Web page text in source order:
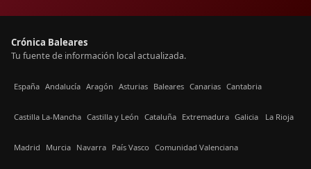
Crónica Baleares
Tu fuente de información local actualizada.
España Andalucía Aragón Asturias Baleares Canarias Cantabria
Castilla La-Mancha Castilla y León Cataluña Extremadura Galicia La Rioja
Madrid Murcia Navarra País Vasco Comunidad Valenciana